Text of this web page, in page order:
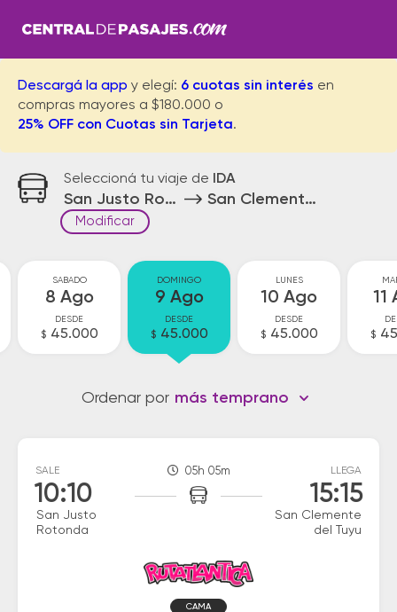
Descargá la app y elegí: 6 cuotas sin interés en
compras mayores a $180.000 o
25% OFF con Cuotas sin Tarjeta.
Seleccioná tu viaje de IDA
San Justo Rotonda San Clemente del Tuyu
Modificar
SABADO
8 Ago
DESDE
$ 45.000
DOMINGO
9 Ago
DESDE
$ 45.000
LUNES
10 Ago
DESDE
$ 45.000
11
$
Ordenar por más temprano
SALE
10:10
San Justo
Rotonda
05h 05m LLEGA
15:15
San Clemente
del Tuyu
CAMA